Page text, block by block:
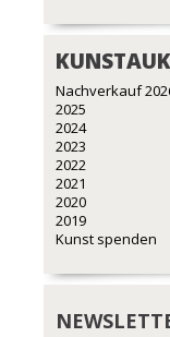
Nachverkauf
2025
2024
2023
2022
2021
2020
2019
Kunst spenden